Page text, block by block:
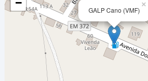
a 10.65 Km
Ferragial Dos Enxertos
ERVEDAL,
7470-011
CEPSA FRONTEIRA
GALP Cano (VMF)
×
−